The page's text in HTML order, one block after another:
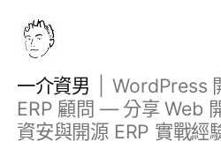
一介資男
WordPress
ERP 顧問 — 分享 Web
資安與開源 ERP 實戰經
文章